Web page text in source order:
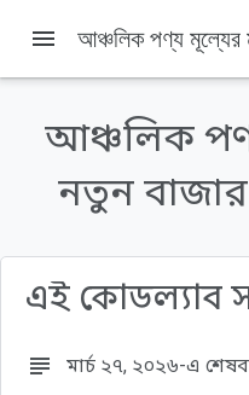
আপনি যা শিখবেন...
আপনার যা যা লাগবে...
পূর্বশর্ত
menu
আঞ্চলিক
নতুন
এই কোডল্যাব
subject মার্চ ২৭, ২০২৬-এ